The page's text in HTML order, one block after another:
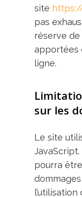
site
pas
réserve
apportées
ligne.
sur les
Le site
pourra